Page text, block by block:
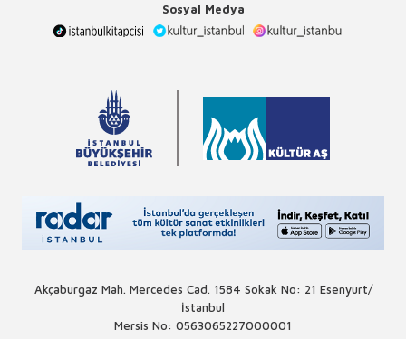
Sosyal Medya
Akçaburgaz Mah. Mercedes Cad. 1584 Sokak No: 21 Esenyurt/
İstanbul
Mersis No: 0563065227000001